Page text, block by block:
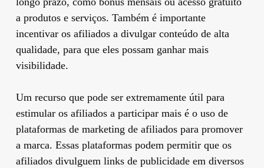
a produtos e serviços. Também é importante
incentivar os afiliados a divulgar conteúdo de alta
qualidade, para que eles possam ganhar mais
visibilidade.
Um recurso que pode ser extremamente útil para
estimular os afiliados a participar mais é o uso de
plataformas de marketing de afiliados para promover
a marca. Essas plataformas podem permitir que os
afiliados divulguem links de publicidade em diversos